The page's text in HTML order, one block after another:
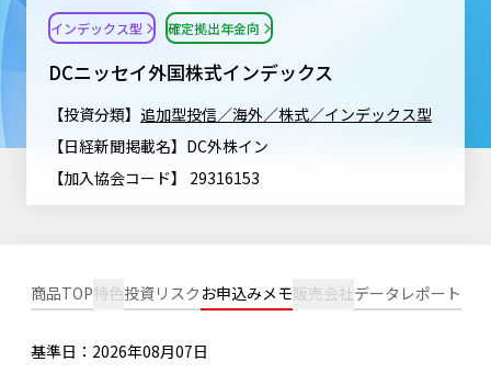
ファンド比較
決算カレンダー
海外休日カレンダー
投資信託新商品のご案内
ちょこっと3分！ファンドシアター
マーケット指数
大関 洋の「十字路」
コラム
ファンドレポート
資産形成ポータルTOP
Nダイレクト
NAMシティ
お問い合わせ
サステナビリティ
サステナビリティTOP
サステナビリティ経営
SDGsとは？
特別対談
サステナビリティ経営基本方針
ニッセイアセットについて
ニッセイアセットについてTOP
最新情報 法人のお客さま
採用情報 English
検索したいキーワードを入力してください。
DCニッセイ外国株式インデックス
インデックス型 確定拠出年金向
【投資分類】 追加型投信／海外／株式／インデックス型
【日経新聞掲載名】DC外株イン
【加入協会コード】 29316153
商品TOP特色投資リスク お申込みメモ販売会社データ レポート
基準日：2026年08月07日